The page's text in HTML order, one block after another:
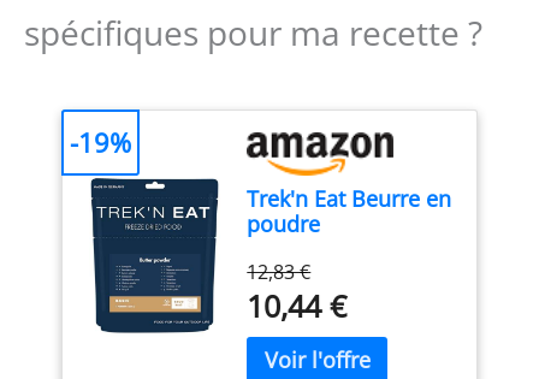
spécifiques pour ma recette ?
Trek'n Eat Beurre en
poudre
12,83 €
10,44 €
-19%